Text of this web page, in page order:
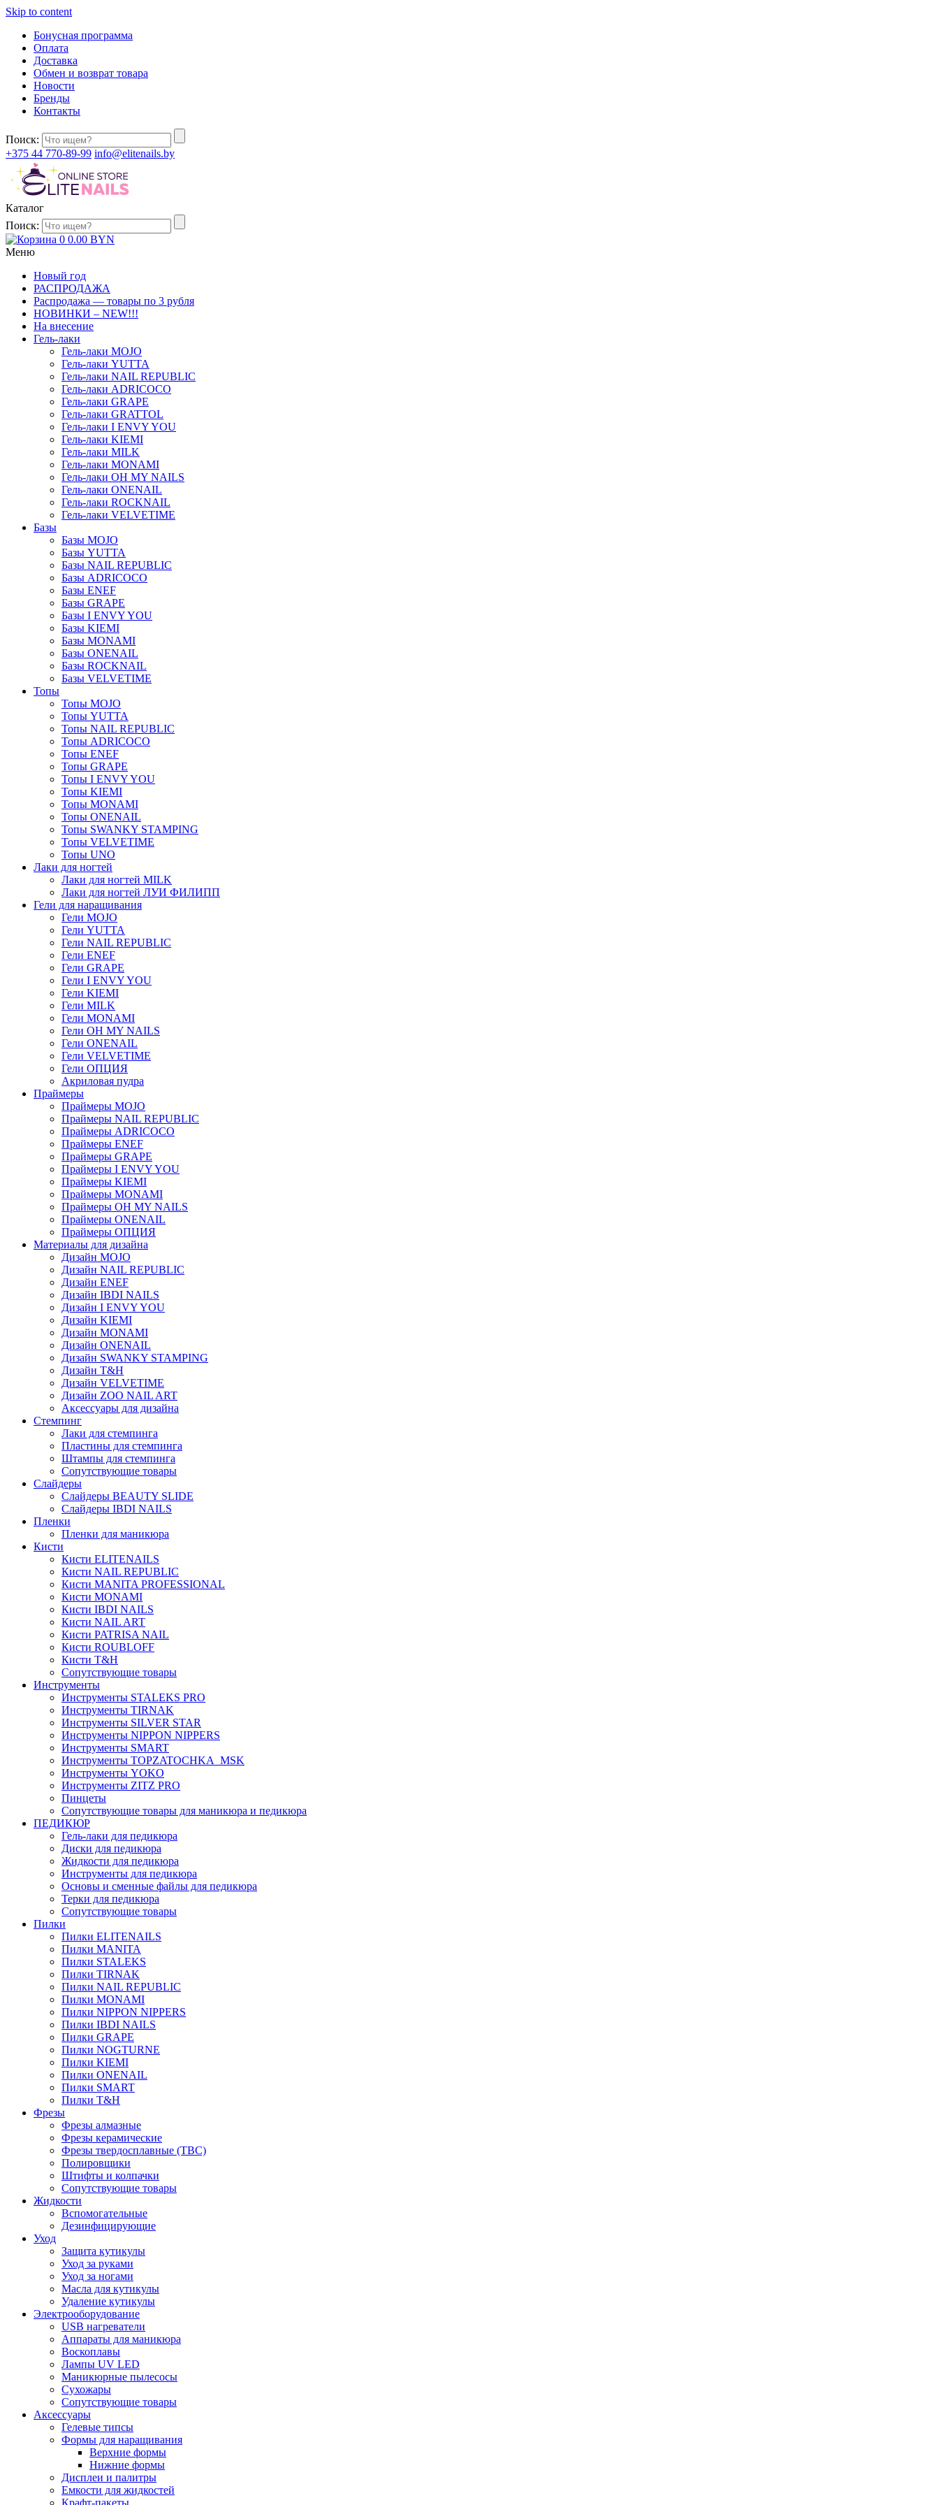
Skip to content
Бонусная программа
Оплата
Доставка
Обмен и возврат товара
Новости
Бренды
Контакты
Поиск:
+375 44 770-89-99 info@elitenails.by
Каталог
Поиск:
0 0.00 BYN
Меню
Новый год
РАСПРОДАЖА
Распродажа — товары по 3 рубля
НОВИНКИ – NEW!!!
На внесение
Гель-лаки
Гель-лаки MOJO
Гель-лаки YUTTA
Гель-лаки NAIL REPUBLIC
Гель-лаки ADRICOCO
Гель-лаки GRAPE
Гель-лаки GRATTOL
Гель-лаки I ENVY YOU
Гель-лаки KIEMI
Гель-лаки MILK
Гель-лаки MONAMI
Гель-лаки OH MY NAILS
Гель-лаки ONENAIL
Гель-лаки ROCKNAIL
Гель-лаки VELVETIME
Базы
Базы MOJO
Базы YUTTA
Базы NAIL REPUBLIC
Базы ADRICOCO
Базы ENEF
Базы GRAPE
Базы I ENVY YOU
Базы KIEMI
Базы MONAMI
Базы ONENAIL
Базы ROCKNAIL
Базы VELVETIME
Топы
Топы MOJO
Топы YUTTA
Топы NAIL REPUBLIC
Топы ADRICOCO
Топы ENEF
Топы GRAPE
Топы I ENVY YOU
Топы KIEMI
Топы MONAMI
Топы ONENAIL
Топы SWANKY STAMPING
Топы VELVETIME
Топы UNO
Лаки для ногтей
Лаки для ногтей MILK
Лаки для ногтей ЛУИ ФИЛИПП
Гели для наращивания
Гели MOJO
Гели YUTTA
Гели NAIL REPUBLIC
Гели ENEF
Гели GRAPE
Гели I ENVY YOU
Гели KIEMI
Гели MILK
Гели MONAMI
Гели OH MY NAILS
Гели ONENAIL
Гели VELVETIME
Гели ОПЦИЯ
Акриловая пудра
Праймеры
Праймеры MOJO
Праймеры NAIL REPUBLIC
Праймеры ADRICOCO
Праймеры ENEF
Праймеры GRAPE
Праймеры I ENVY YOU
Праймеры KIEMI
Праймеры MONAMI
Праймеры OH MY NAILS
Праймеры ONENAIL
Праймеры ОПЦИЯ
Материалы для дизайна
Дизайн MOJO
Дизайн NAIL REPUBLIC
Дизайн ENEF
Дизайн IBDI NAILS
Дизайн I ENVY YOU
Дизайн KIEMI
Дизайн MONAMI
Дизайн ONENAIL
Дизайн SWANKY STAMPING
Дизайн T&H
Дизайн VELVETIME
Дизайн ZOO NAIL ART
Аксессуары для дизайна
Стемпинг
Лаки для стемпинга
Пластины для стемпинга
Штампы для стемпинга
Сопутствующие товары
Слайдеры
Слайдеры BEAUTY SLIDE
Слайдеры IBDI NAILS
Пленки
Пленки для маникюра
Кисти
Кисти ELITENAILS
Кисти NAIL REPUBLIC
Кисти MANITA PROFESSIONAL
Кисти MONAMI
Кисти IBDI NAILS
Кисти NAIL ART
Кисти PATRISA NAIL
Кисти ROUBLOFF
Кисти T&H
Сопутствующие товары
Инструменты
Инструменты STALEKS PRO
Инструменты TIRNAK
Инструменты SILVER STAR
Инструменты NIPPON NIPPERS
Инструменты SMART
Инструменты TOPZATOCHKA_MSK
Инструменты YOKO
Инструменты ZITZ PRO
Пинцеты
Сопутствующие товары для маникюра и педикюра
ПЕДИКЮР
Гель-лаки для педикюра
Диски для педикюра
Жидкости для педикюра
Инструменты для педикюра
Основы и сменные файлы для педикюра
Терки для педикюра
Сопутствующие товары
Пилки
Пилки ELITENAILS
Пилки MANITA
Пилки STALEKS
Пилки TIRNAK
Пилки NAIL REPUBLIC
Пилки MONAMI
Пилки NIPPON NIPPERS
Пилки IBDI NAILS
Пилки GRAPE
Пилки NOGTURNE
Пилки KIEMI
Пилки ONENAIL
Пилки SMART
Пилки T&H
Фрезы
Фрезы алмазные
Фрезы керамические
Фрезы твердосплавные (ТВС)
Полировщики
Штифты и колпачки
Сопутствующие товары
Жидкости
Вспомогательные
Дезинфицирующие
Уход
Защита кутикулы
Уход за руками
Уход за ногами
Масла для кутикулы
Удаление кутикулы
Электрооборудование
USB нагреватели
Аппараты для маникюра
Воскоплавы
Лампы UV LED
Маникюрные пылесосы
Сухожары
Сопутствующие товары
Аксессуары
Гелевые типсы
Формы для наращивания
Верхние формы
Нижние формы
Дисплеи и палитры
Емкости для жидкостей
Крафт-пакеты